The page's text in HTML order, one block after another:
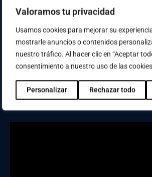
Valoramos tu privacidad
Usamos cookies para mejorar su
mostrarle anuncios o contenidos
nuestro tráfico. Al hacer clic en “Aceptar
consentimiento a nuestro uso de las
Personalizar Rechazar todo
Mira este vídeo
What's new in Veeam
Replication v12